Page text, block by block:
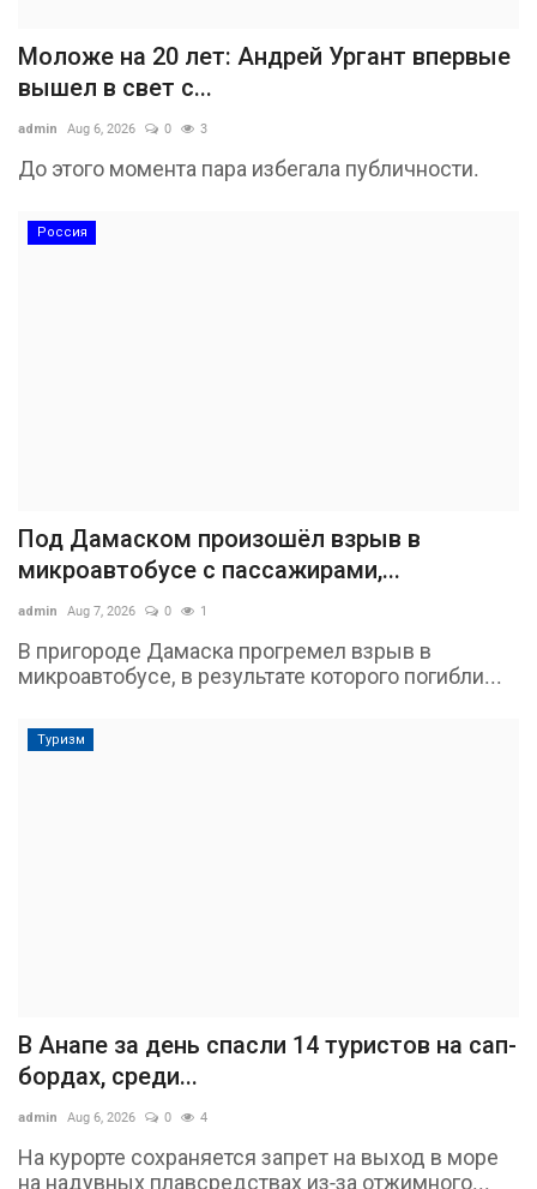
Моложе на 20 лет: Андрей Ургант впервые
вышел в свет с...
admin Aug 6, 2026 0 3
До этого момента пара избегала публичности.
Россия
Под Дамаском произошёл взрыв в
микроавтобусе с пассажирами,...
admin Aug 7, 2026 0 1
В пригороде Дамаска прогремел взрыв в
микроавтобусе, в результате которого погибли...
Туризм
В Анапе за день спасли 14 туристов на сап-
бордах, среди...
admin Aug 6, 2026 0 4
На курорте сохраняется запрет на выход в море
на надувных плавсредствах из-за отжимного...